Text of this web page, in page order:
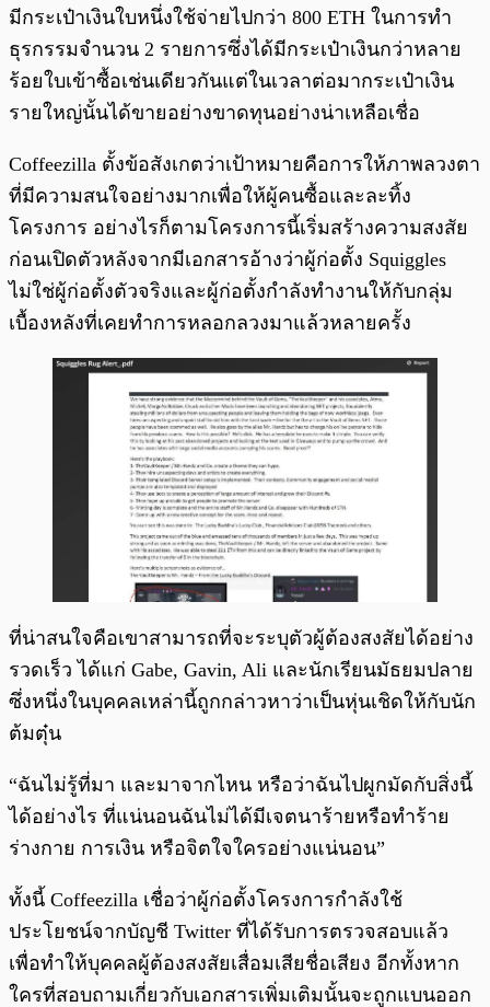
มีกระเป๋าเงินใบหนึ่งใช้จ่ายไปกว่า 800 ETH ในการทำ
ธุรกรรมจำนวน 2 รายการซึ่งได้มีกระเป๋าเงินกว่าหลาย
ร้อยใบเข้าซื้อเช่นเดียวกันแต่ในเวลาต่อมากระเป๋าเงิน
รายใหญ่นั้นได้ขายอย่างขาดทุนอย่างน่าเหลือเชื่อ
Coffeezilla ตั้งข้อสังเกตว่าเป้าหมายคือการให้ภาพลวงตา
ที่มีความสนใจอย่างมากเพื่อให้ผู้คนซื้อและละทิ้ง
โครงการ อย่างไรก็ตามโครงการนี้เริ่มสร้างความสงสัย
ก่อนเปิดตัวหลังจากมีเอกสารอ้างว่าผู้ก่อตั้ง Squiggles
ไม่ใช่ผู้ก่อตั้งตัวจริงและผู้ก่อตั้งกำลังทำงานให้กับกลุ่ม
เบื้องหลังที่เคยทำการหลอกลวงมาแล้วหลายครั้ง
ที่น่าสนใจคือเขาสามารถที่จะระบุตัวผู้ต้องสงสัยได้อย่าง
รวดเร็ว ได้แก่ Gabe, Gavin, Ali และนักเรียนมัธยมปลาย
ซึ่งหนึ่งในบุคคลเหล่านี้ถูกกล่าวหาว่าเป็นหุ่นเชิดให้กับนัก
ต้มตุ๋น
“ฉันไม่รู้ที่มา และมาจากไหน หรือว่าฉันไปผูกมัดกับสิ่งนี้
ได้อย่างไร ที่แน่นอนฉันไม่ได้มีเจตนาร้ายหรือทำร้าย
ร่างกาย การเงิน หรือจิตใจใครอย่างแน่นอน”
ทั้งนี้ Coffeezilla เชื่อว่าผู้ก่อตั้งโครงการกำลังใช้
ประโยชน์จากบัญชี Twitter ที่ได้รับการตรวจสอบแล้ว
เพื่อทำให้บุคคลผู้ต้องสงสัยเสื่อมเสียชื่อเสียง อีกทั้งหาก
ใครที่สอบถามเกี่ยวกับเอกสารเพิ่มเติมนั้นจะถูกแบนออก